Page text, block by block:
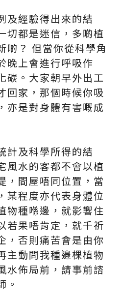
及經驗得出來的結
切都是迷信，多啲植
啲？ 但當你從科學角
晚上會進行呼吸作
碳。大家朝早外出工
回家，那個時候你吸
亦是對身體有害嘅成
計及科學所得的結
風水的客都不會以植
，間屋唔同位置，當
某程度亦代表身體位
物種喺邊，就影響住
若果唔肯定，就千祈
，否則痛苦會是由你
主動問我種邊棵植物
水佈局前，請事前諮
。